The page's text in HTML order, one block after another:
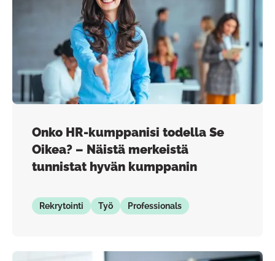
Onko HR-kumppanisi todella Se
Oikea? – Näistä merkeistä
tunnistat hyvän kumppanin
Rekrytointi Työ Professionals